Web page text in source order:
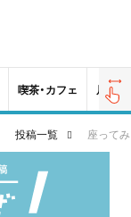
喫茶・カフェ 居酒屋
投稿一覧 座って